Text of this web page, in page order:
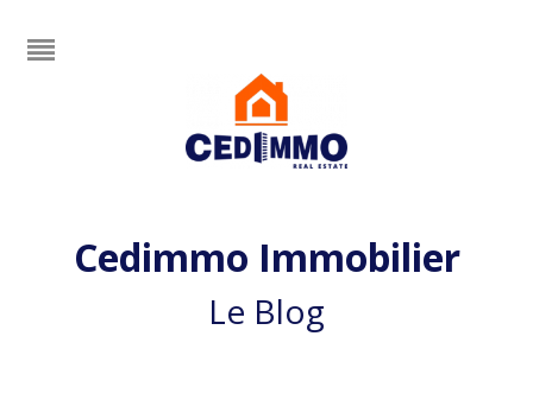
Cedimmo Immobilier
Le Blog